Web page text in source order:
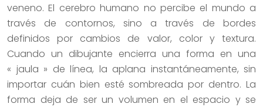
veneno. El cerebro humano no percibe el mundo a
través de contornos, sino a través de bordes
definidos por cambios de valor, color y textura.
Cuando un dibujante encierra una forma en una
« jaula » de línea, la aplana instantáneamente, sin
importar cuán bien esté sombreada por dentro. La
forma deja de ser un volumen en el espacio y se